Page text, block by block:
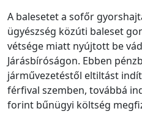
A balesetet a sofőr
ügyészség közúti baleset
vétsége miatt nyújtott be
Járásbíróságon. Ebben
járművezetéstől eltiltást
férfival szemben, továbbá
forint bűnügyi költség